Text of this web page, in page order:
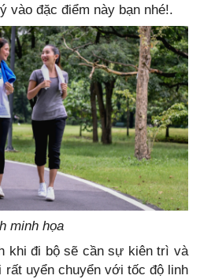
vào đặc điểm này bạn nhé!.
minh họa
khi đi bộ sẽ cần sự kiên trì và
uyển chuyển với tốc độ linh